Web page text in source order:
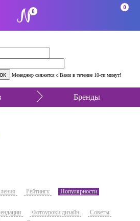
Менеджер свяжется с Вами в течение 10-ти минут!
0
0
Бренды
Рейтингу Популярности
Фотоуроки дизайн
Советы